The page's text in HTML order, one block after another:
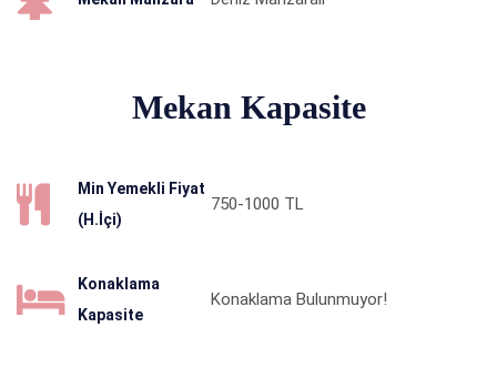
Mekan Kapasite
Min Yemekli Fiyat
(H.İçi)
750-1000 TL
Konaklama
Kapasite
Konaklama Bulunmuyor!